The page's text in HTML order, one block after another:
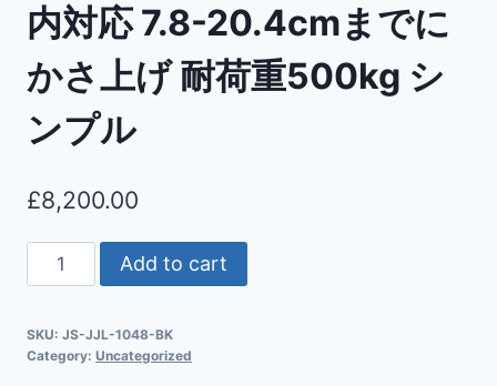
内対応 7.8-20.4cmまでに
かさ上げ 耐荷重500kg シ
ンプル
£8,200.00
Add to cart
SKU: JS-JJL-1048-BK
Category: Uncategorized